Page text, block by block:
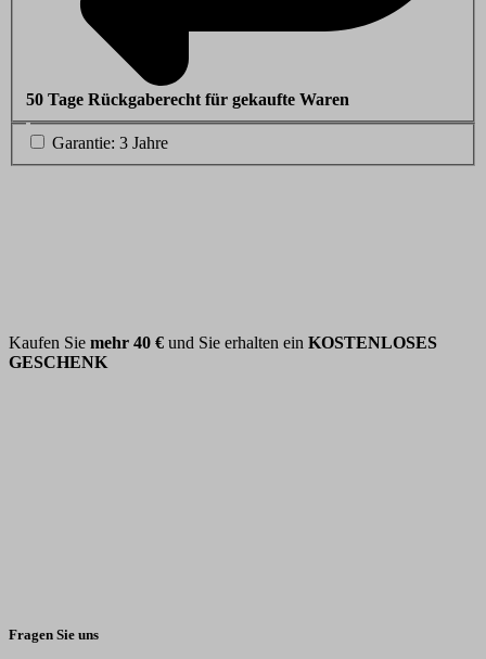
50 Tage Rückgaberecht für gekaufte Waren
Garantie: 3 Jahre
Kaufen Sie mehr 40 € und Sie erhalten ein KOSTENLOSES
GESCHENK
Fragen Sie uns